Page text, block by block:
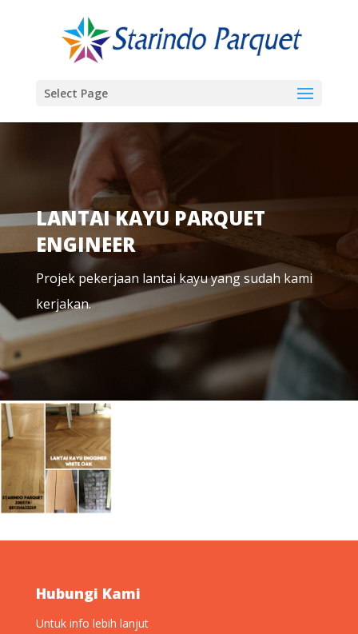
Select Page
LANTAI KAYU PARQUET
ENGINEER
Projek pekerjaan lantai kayu yang sudah kami
kerjakan.
Hubungi Kami
Untuk info lebih lanjut